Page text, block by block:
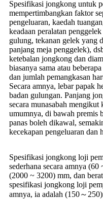
Spesifikasi jongkong untuk
mempertimbangkan faktor
pengeluaran, kaedah
keadaan peralatan
gulung, tekanan gelek yang
panjang meja penggelek),
ketebalan jongkong dan
biasanya sama atau
dan jumlah pemangkasan
Secara amnya, lebar papak
badan gulungan. Panjang
secara munasabah mengikut
umumnya, di bawah premis
panas boleh dikawal,
kecekapan pengeluaran dan
Spesifikasi jongkong loji
sederhana secara amnya
(2000 ~ 3200) mm, dan
spesifikasi jongkong loji
amnya, ia adalah (150～